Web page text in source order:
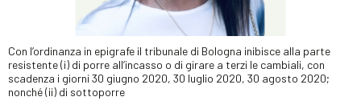
Con l’ordinanza in epigrafe il tribunale di Bologna inibisce alla parte
resistente (i) di porre all’incasso o di girare a terzi le cambiali, con
scadenza i giorni 30 giugno 2020, 30 luglio 2020, 30 agosto 2020;
nonché (ii) di sottoporre